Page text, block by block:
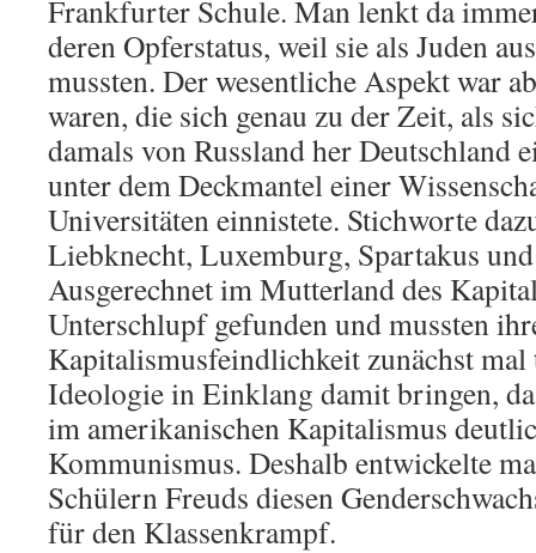
Frankfurter Schule. Man lenkt da
deren Opferstatus, weil sie als Juden
mussten. Der wesentliche Aspekt war
waren, die sich genau zu der Zeit, als
damals von Russland her Deutschland
unter dem Deckmantel einer
Universitäten einnistete. Stichworte
Liebknecht, Luxemburg, Spartakus
Ausgerechnet im Mutterland des
Unterschlupf gefunden und mussten
Kapitalismusfeindlichkeit zunächst
Ideologie in Einklang damit bringen,
im amerikanischen Kapitalismus
Kommunismus. Deshalb entwickelte
Schülern Freuds diesen
für den Klassenkrampf.